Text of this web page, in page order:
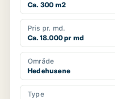
Ca. 300 m2
Pris pr. md.
Ca. 18.000 pr md
Område
Hedehusene
Type